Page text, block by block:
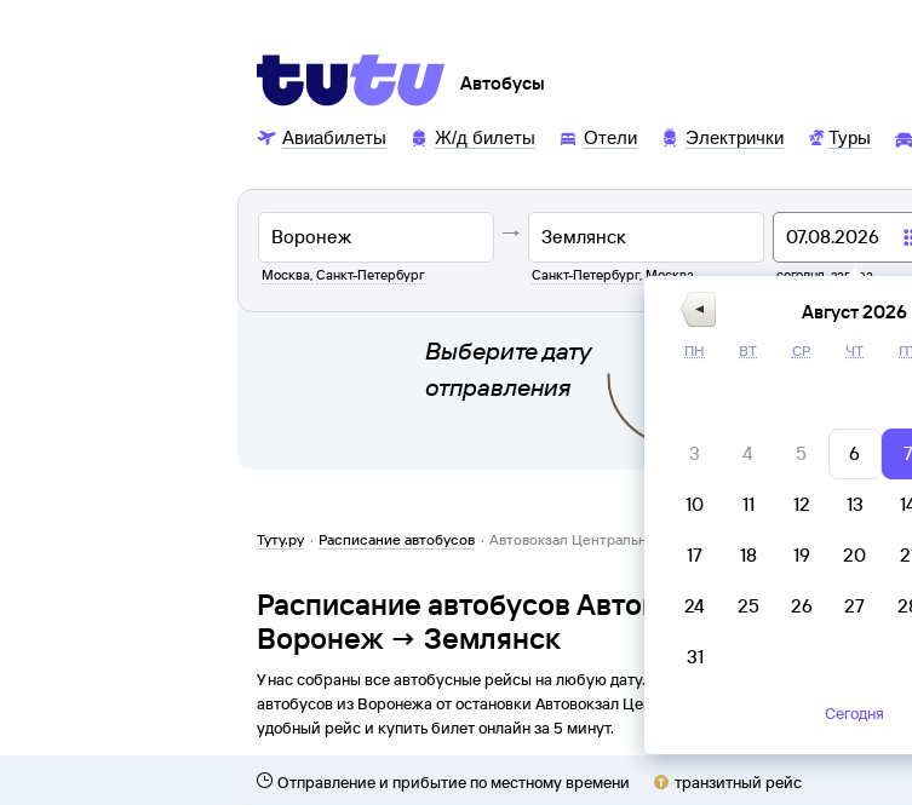
Автобусы
Авиабилеты Ж/д билеты Отели Электрички Туры
Москва, Санкт-Петербург Санкт-Петербург, Москва сегодня, завтра
Выберите дату
отправления
Туту.ру · Расписание автобусов · Автовокзал Центральный Воронеж → Землянск
Расписание автобусов Автовокзал
Воронеж → Землянск
У нас собраны все автобусные рейсы на любую дату. Вы можете узнать точное
автобусов из Воронежаотостановки Автовокзал Центральный
удобный рейс и купить билет онлайн за 5 минут.
Отправление и прибытие по местному времени транзитный рейс
Август 2026
ПН ВТ СР ЧТ
3 4 5 6 7
10 11 12 13
17 18 19 20
24 25 26 27
31
Сегодня